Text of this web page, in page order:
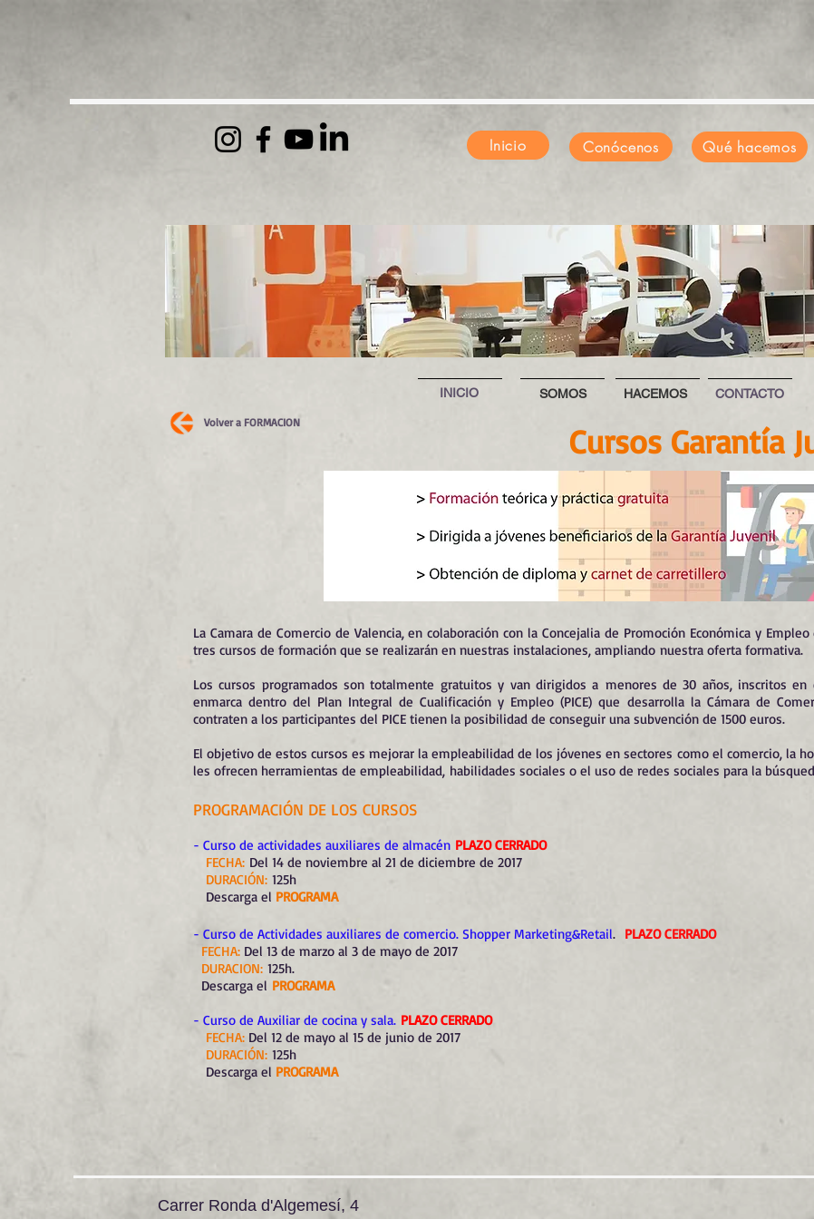
Inicio Conócenos Qué hacemos
INICIO SOMOS HACEMOS CONTACTO
La Camara de Comercio de Valencia, en colaboración con la Concejalia de Promoción Económica y
tres cursos de formación que se realizarán en nuestras instalaciones, ampliando nuestra oferta formativa.
Los cursos programados son totalmente gratuitos y van dirigidos a menores de 30 años, inscritos
enmarca dentro del Plan Integral de Cualificación y Empleo (PICE) que desarrolla la Cámara de
contraten a los participantes del PICE tienen la posibilidad de conseguir una subvención de 1500 euros.
El objetivo de estos cursos es mejorar la empleabilidad de los jóvenes en sectores como el comercio, la
les ofrecen herramientas de empleabilidad, habilidades sociales o el uso de redes sociales para la
PROGRAMACIÓN DE LOS CURSOS
- Curso de actividades auxiliares de almacén PLAZO CERRADO
FECHA: Del 14 de noviembre al 21 de diciembre de 2017
DURACIÓN: 125h
Descarga el PROGRAMA
- Curso de Actividades auxiliares de comercio. Shopper Marketing&Retail. PLAZO CERRADO
FECHA: Del 13 de marzo al 3 de mayo de 2017
DURACION: 125h.
Descarga el PROGRAMA
- Curso de Auxiliar de cocina y sala. PLAZO CERRADO
FECHA: Del 12 de mayo al 15 de junio de 2017
DURACIÓN: 125h
Descarga el PROGRAMA
Volver a FORMACION Cursos Garantía
Carrer Ronda d'Algemesí, 4